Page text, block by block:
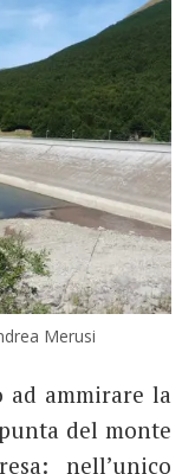
Merusi
ad ammirare la
del monte
nell’unico